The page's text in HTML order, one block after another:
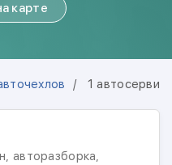
карте
1 автосервис
авторазборка,